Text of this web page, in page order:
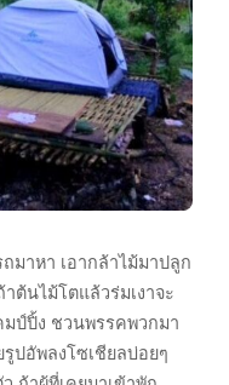
มาหา เอากล้าไม้มาปลูก
ต้นไม้โตแล้วร่มเงาจะ
ป์ปิ้ง ชวนพรรคพวกมา
ปอัพลงโซเชียลบ่อยๆ